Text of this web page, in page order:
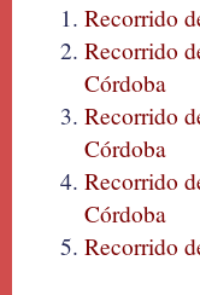
Recorrido
Recorrido
Córdoba
Recorrido
Córdoba
Recorrido
Córdoba
Recorrido